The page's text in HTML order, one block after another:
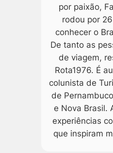
por paixão,
rodou por
conhecer o
De tanto as
de viagem,
Rota1976. É
colunista de
de
e Nova Brasil.
experiências
que inspiram